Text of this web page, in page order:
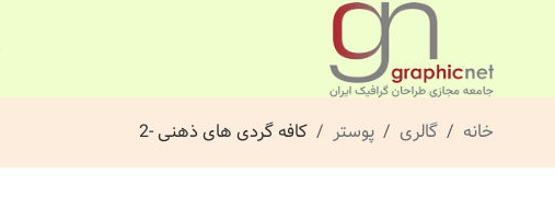
خانه گالری پوستر کافه گردی های ذهنی -2